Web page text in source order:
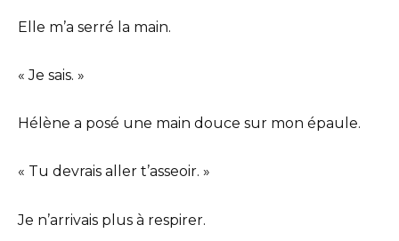
Elle m’a serré la main.
« Je sais. »
Hélène a posé une main douce sur mon épaule.
« Tu devrais aller t’asseoir. »
Je n’arrivais plus à respirer.